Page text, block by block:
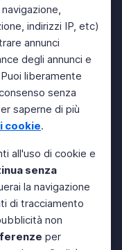
indirizzi IP, etc)
annunci
degli annunci e
liberamente
senza
saperne di più
cookie.
all'uso di cookie e
senza
la navigazione
di tracciamento
non
per